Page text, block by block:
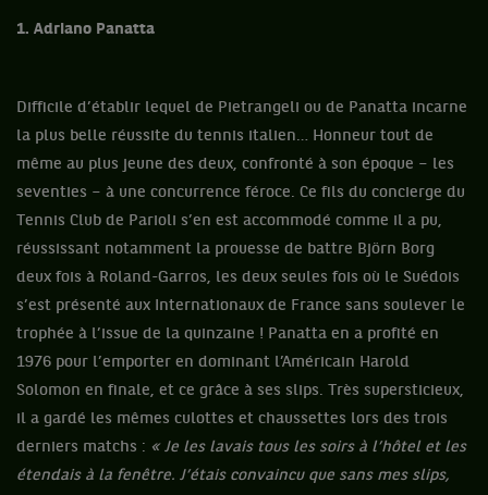
1. Adriano Panatta
Difficile d’établir lequel de Pietrangeli ou de Panatta incarne
la plus belle réussite du tennis italien… Honneur tout de
même au plus jeune des deux, confronté à son époque – les
seventies – à une concurrence féroce. Ce fils du concierge du
Tennis Club de Parioli s’en est accommodé comme il a pu,
réussissant notamment la prouesse de battre Björn Borg
deux fois à Roland-Garros, les deux seules fois où le Suédois
s’est présenté aux Internationaux de France sans soulever le
trophée à l’issue de la quinzaine ! Panatta en a profité en
1976 pour l’emporter en dominant l’Américain Harold
Solomon en finale, et ce grâce à ses slips. Très supersticieux,
il a gardé les mêmes culottes et chaussettes lors des trois
derniers matchs : « Je les lavais tous les soirs à l’hôtel et les
étendais à la fenêtre. J’étais convaincu que sans mes slips,